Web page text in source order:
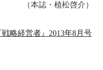
（本誌・植松啓介）
戦略経営者』2013年8月号